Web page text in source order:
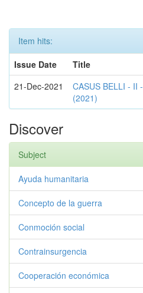
Item hits:
Issue Date
Title
21-Dec-2021
CASUS BELLI - II -
(2021)
Discover
Subject
Ayuda humanitaria
Concepto de la guerra
Conmoción social
Contrainsurgencia
Cooperación económica